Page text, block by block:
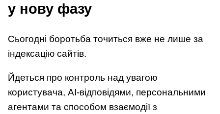
у нову фазу
Сьогодні боротьба точиться вже не лише за
індексацію сайтів.
Йдеться про контроль над увагою
користувача, AI-відповідями, персональними
агентами та способом взаємодії з